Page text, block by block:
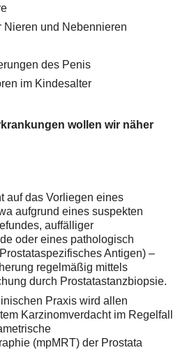
Nieren und Nebennieren
des Penis
im Kindesalter
wollen wir näher
auf das Vorliegen eines
aufgrund eines suspekten
auffälliger
oder eines pathologisch
Antigen) –
regelmäßig mittels
durch Prostatastanzbiopsie.
Praxis wird allen
Karzinomverdacht im Regelfall
(mpMRT) der Prostata